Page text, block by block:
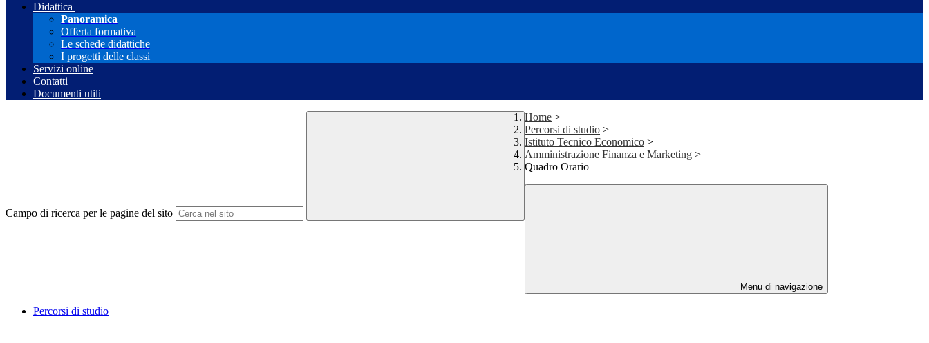
Didattica
Panoramica
Offerta formativa
Le schede didattiche
I progetti delle classi
Servizi online
Contatti
Documenti utili
Campo di ricerca per le pagine del sito
Home >
Percorsi di studio >
Istituto Tecnico Economico >
Amministrazione Finanza e Marketing >
Quadro Orario
Menu di navigazione
Percorsi di studio